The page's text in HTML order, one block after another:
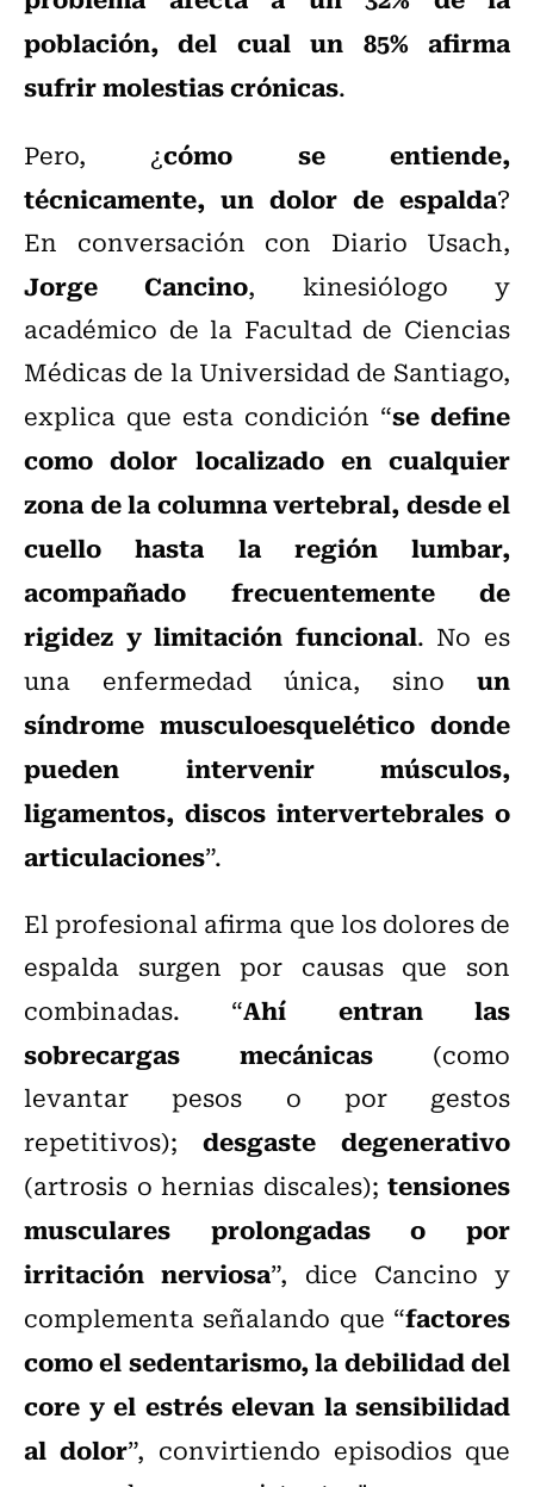
población, del cual un 85% afirma
sufrir molestias crónicas.
Pero, ¿cómo se entiende,
técnicamente, un dolor de espalda?
En conversación con Diario Usach,
Jorge Cancino, kinesiólogo y
académico de la Facultad de Ciencias
Médicas de la Universidad de Santiago,
explica que esta condición “se define
como dolor localizado en cualquier
zona de la columna vertebral, desde el
cuello hasta la región lumbar,
acompañado frecuentemente de
rigidez y limitación funcional. No es
una enfermedad única, sino un
síndrome musculoesquelético donde
pueden intervenir músculos,
ligamentos, discos intervertebrales o
articulaciones”.
El profesional afirma que los dolores de
espalda surgen por causas que son
combinadas. “Ahí entran las
sobrecargas mecánicas (como
levantar pesos o por gestos
repetitivos); desgaste degenerativo
(artrosis o hernias discales); tensiones
musculares prolongadas o por
irritación nerviosa”, dice Cancino y
complementa señalando que “factores
como el sedentarismo, la debilidad del
core y el estrés elevan la sensibilidad
al dolor”, convirtiendo episodios que